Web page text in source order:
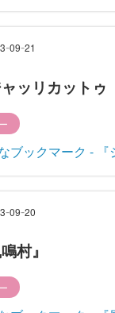
-09-21
ャッリカット
-09-20
村』